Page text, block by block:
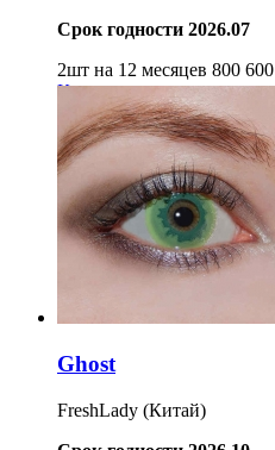
Срок годности 2026.07
2шт на 12 месяцев 800 600
Купить
Ghost
FreshLady (Китай)